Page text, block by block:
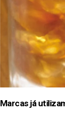
Marcas já